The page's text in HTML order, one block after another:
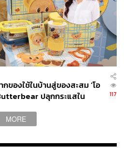
Agency via Getty Images
articles/disneys-new-pricing-ma
fewer-park-visitors-1166157281
STANDARD WEALTH
ของใช้ในบ้านสู่ของสะสม ‘โอ
ปลุกกระแสใน
117
MORE